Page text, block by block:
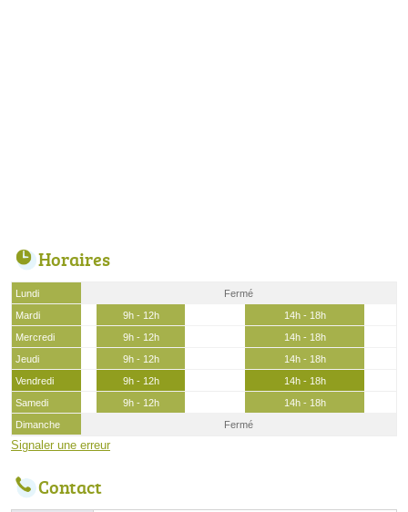
Horaires
Lundi
Fermé
Mardi
9h - 12h
14h - 18h
Mercredi
9h - 12h
14h - 18h
Jeudi
9h - 12h
14h - 18h
Vendredi
9h - 12h
14h - 18h
Samedi
9h - 12h
14h - 18h
Dimanche
Fermé
Signaler une erreur
Contact